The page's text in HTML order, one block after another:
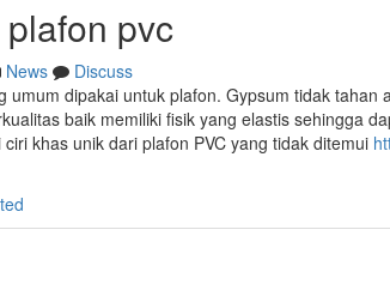
pvc
News
Discuss
umum dipakai untuk plafon. Gypsum tidak tahan
baik memiliki fisik yang elastis sehingga
khas unik dari plafon PVC yang tidak ditemui